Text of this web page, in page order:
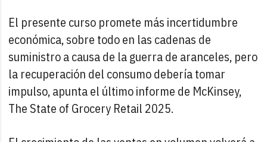
El presente curso promete más incertidumbre
económica, sobre todo en las cadenas de
suministro a causa de la guerra de aranceles, pero
la recuperación del consumo debería tomar
impulso, apunta el último informe de McKinsey,
The State of Grocery Retail 2025.